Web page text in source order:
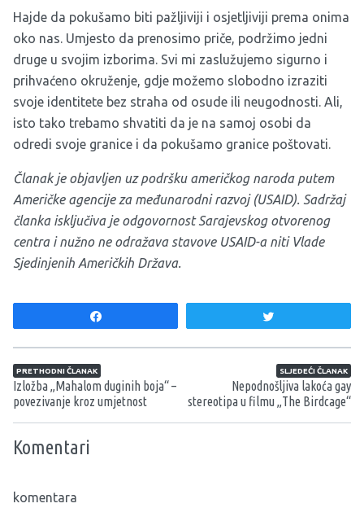
Hajde da pokušamo biti pažljiviji i osjetljiviji prema onima
oko nas. Umjesto da prenosimo priče, podržimo jedni
druge u svojim izborima. Svi mi zaslužujemo sigurno i
prihvaćeno okruženje, gdje možemo slobodno izraziti
svoje identitete bez straha od osude ili neugodnosti. Ali,
isto tako trebamo shvatiti da je na samoj osobi da
odredi svoje granice i da pokušamo granice poštovati.
Članak je objavljen uz podršku američkog naroda putem
Američke agencije za međunarodni razvoj (USAID). Sadržaj
članka isključiva je odgovornost Sarajevskog otvorenog
centra i nužno ne odražava stavove USAID-a niti Vlade
Sjedinjenih Američkih Država.
Navigacija članaka
PRETHODNI ČLANAK
Izložba „Mahalom duginih boja“ –
povezivanje kroz umjetnost
SLJEDEĆI ČLANAK
Nepodnošljiva lakoća gay
stereotipa u filmu „The Birdcage“
Komentari
komentara